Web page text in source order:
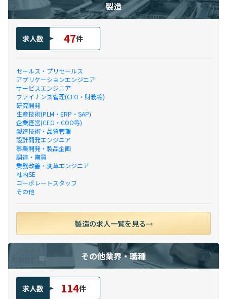
製造
求人数 47件
セールス・プリセールス
アプリケーションエンジニア
サービスエンジニア
ファイナンス管理(CFO・財務等)
研究開発
生産技術(PLM・ERP・SAP)
企業経営(CEO・COO等)
製造技術・品質管理
設計開発エンジニア
事業開発・製品企画
調達・購買
業務改善・変革エンジニア
社内SE
コーポレートスタッフ
その他
製造の求人一覧を見る
その他業界・職種
求人数 114件